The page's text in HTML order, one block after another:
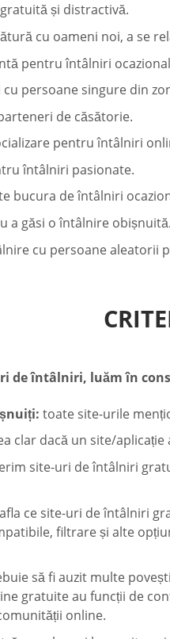
și distractivă.
cu oameni noi, a se
pentru întâlniri
persoane singure din
de căsătorie.
pentru întâlniri
întâlniri pasionate.
bucura de întâlniri
a găsi o întâlnire obișnuită.
cu persoane aleatorii
de întâlniri, luăm în
toate site-urile
clar dacă un site/
site-uri de întâlniri
ce site-uri de întâlniri
filtrare și alte
să fi auzit multe
gratuite au funcții de
online.